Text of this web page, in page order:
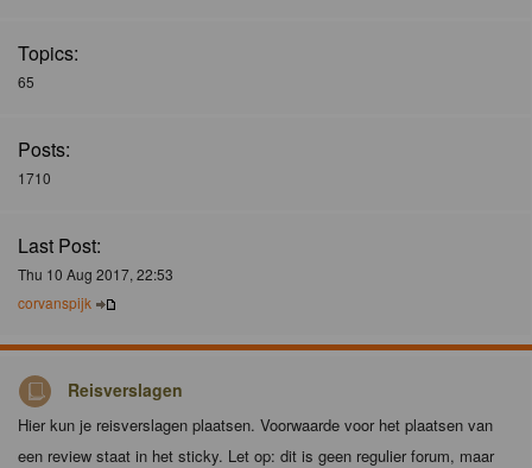
Topics:
65
Posts:
1710
Last Post:
Thu 10 Aug 2017, 22:53
corvanspijk
Reisverslagen
Hier kun je reisverslagen plaatsen. Voorwaarde voor het plaatsen van
een review staat in het sticky. Let op: dit is geen regulier forum, maar